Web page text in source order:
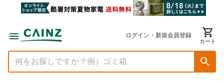
ログイン・新規会員登録
カート